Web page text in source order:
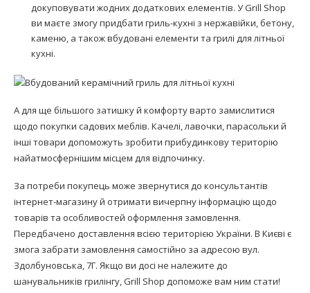
докуповувати жодних додаткових елементів. У Grill Shop
ви маєте змогу придбати гриль-кухні з нержавійки, бетону,
каменю, а також вбудовані елементи та грилі для літньої
кухні.
А для ще більшого затишку й комфорту варто замислитися
щодо покупки садових меблів. Качелі, лавочки, парасольки й
інші товари допоможуть зробити прибудинкову територію
найатмосфернішим місцем для відпочинку.
За потреби покупець може звернутися до консультантів
інтернет-магазину й отримати вичерпну інформацію щодо
товарів та особливостей оформлення замовлення.
Передбачено доставлення всією територією України. В Києві є
змога забрати замовлення самостійно за адресою вул.
Здолбуновська, 7Г. Якщо ви досі не належите до
шанувальників грилінгу, Grill Shop допоможе вам ним стати!